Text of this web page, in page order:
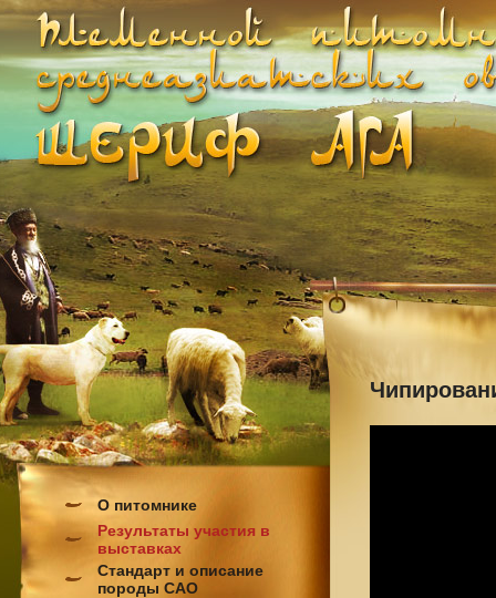
О питомнике
Результаты участия в
выставках
Стандарт и описание
породы САО